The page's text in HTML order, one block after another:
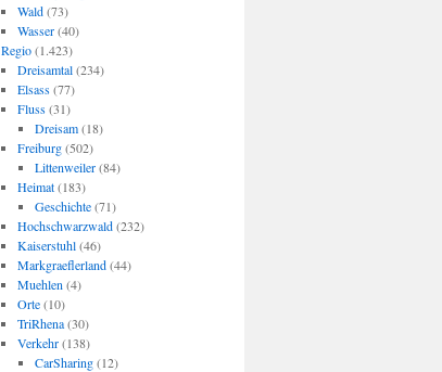
Wald(73)
Wasser(40)
Regio(1.423)
Dreisamtal(234)
Elsass(77)
Fluss(31)
Dreisam(18)
Freiburg(502)
Littenweiler(84)
Heimat(183)
Geschichte(71)
Hochschwarzwald(232)
Kaiserstuhl(46)
Markgraeflerland(44)
Muehlen (4)
Orte(10)
TriRhena(30)
Verkehr(138)
CarSharing(12)